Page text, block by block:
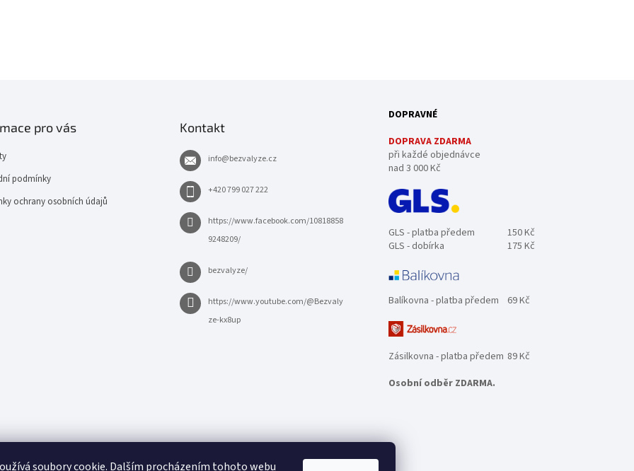
soubory cookie. Dalším procházením tohoto webu
pro vás
podmínky
ochrany osobních údajů
Kontakt
info@bezvalyze.cz
+420 799 027 222
https://www.facebook.com/10818858
9248209/
bezvalyze/
https://www.youtube.com/@Bezvaly
ze-kx8up
DOPRAVNÉ
DOPRAVA ZDARMA
při každé objednávce
nad 3 000 Kč
GLS - platba předem
150 Kč
GLS - dobírka
175 Kč
Balíkovna - platba předem 69 Kč
Zásilkovna - platba předem 89 Kč
Osobní odběr ZDARMA.